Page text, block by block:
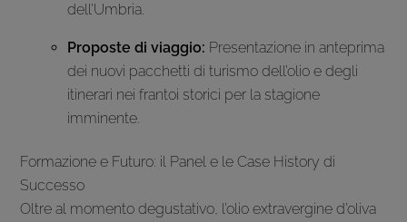
dell’Umbria.
Proposte di viaggio: Presentazione in anteprima
dei nuovi pacchetti di turismo dell’olio e degli
itinerari nei frantoi storici per la stagione
imminente.
Formazione e Futuro: il Panel e le Case History di
Successo
Oltre al momento degustativo, l’olio extravergine d’oliva